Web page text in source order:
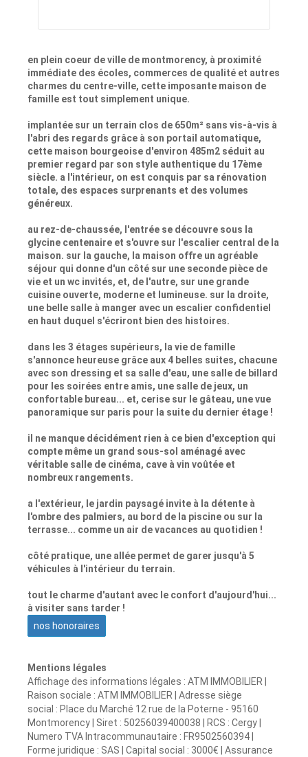
en plein coeur de ville de montmorency, à proximité
immédiate des écoles, commerces de qualité et autres
charmes du centre-ville, cette imposante maison de
famille est tout simplement unique.
implantée sur un terrain clos de 650m² sans vis-à-vis à
l'abri des regards grâce à son portail automatique,
cette maison bourgeoise d'environ 485m2 séduit au
premier regard par son style authentique du 17ème
siècle. a l'intérieur, on est conquis par sa rénovation
totale, des espaces surprenants et des volumes
généreux.
au rez-de-chaussée, l'entrée se découvre sous la
glycine centenaire et s'ouvre sur l'escalier central de la
maison. sur la gauche, la maison offre un agréable
séjour qui donne d'un côté sur une seconde pièce de
vie et un wc invités, et, de l'autre, sur une grande
cuisine ouverte, moderne et lumineuse. sur la droite,
une belle salle à manger avec un escalier confidentiel
en haut duquel s'écriront bien des histoires.
dans les 3 étages supérieurs, la vie de famille
s'annonce heureuse grâce aux 4 belles suites, chacune
avec son dressing et sa salle d'eau, une salle de billard
pour les soirées entre amis, une salle de jeux, un
confortable bureau... et, cerise sur le gâteau, une vue
panoramique sur paris pour la suite du dernier étage !
il ne manque décidément rien à ce bien d'exception qui
compte même un grand sous-sol aménagé avec
véritable salle de cinéma, cave à vin voûtée et
nombreux rangements.
a l'extérieur, le jardin paysagé invite à la détente à
l'ombre des palmiers, au bord de la piscine ou sur la
terrasse... comme un air de vacances au quotidien !
côté pratique, une allée permet de garer jusqu'à 5
véhicules à l'intérieur du terrain.
tout le charme d'autant avec le confort d'aujourd'hui...
à visiter sans tarder !
nos honoraires
Mentions légales
Affichage des informations légales : ATM IMMOBILIER |
Raison sociale : ATM IMMOBILIER | Adresse siège
social : Place du Marché 12 rue de la Poterne - 95160
Montmorency | Siret : 50256039400038 | RCS : Cergy |
Numero TVA Intracommunautaire : FR9502560394 |
Forme juridique : SAS | Capital social : 3000€ | Assurance